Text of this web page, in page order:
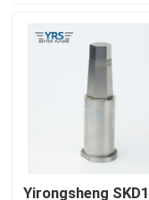
O nas
Wycieczka po
Kontrola jakości
Yirongsheng